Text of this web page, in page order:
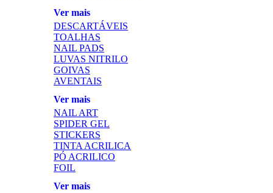
Ver mais
DESCARTÁVEIS
TOALHAS
NAIL PADS
LUVAS NITRILO
GOIVAS
AVENTAIS
Ver mais
NAIL ART
SPIDER GEL
STICKERS
TINTA ACRILICA
PÓ ACRILICO
FOIL
Ver mais